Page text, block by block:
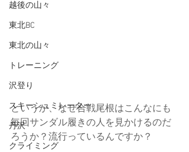
越後の山々
東北BC
東北の山々
トレーニング
沢登り
スキーシュミレーター
丹沢
クライミング
というか、なぜ合戦尾根はこんなにも
毎回サンダル履きの人を見かけるのだ
ろうか？流行っているんですか？